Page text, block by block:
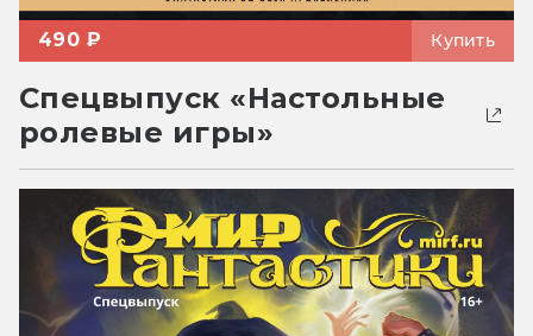
490 ₽ Купить
Спецвыпуск «Настольные
ролевые игры»